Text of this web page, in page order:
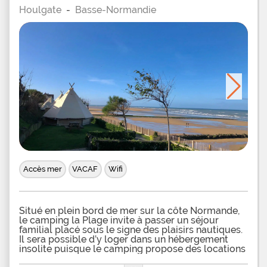
multisport, s'essayer la ptanque ou au tennis de
table. Le camping organise es sur les sites
touristiques incontournable de la rgion. Et en soir
Houlgate - Basse-Normandie
Accès mer VACAF Wifi
Situé en plein bord de mer sur la côte Normande,
le camping la Plage invite à passer un séjour
familial placé sous le signe des plaisirs nautiques.
Il sera possible d’y loger dans un hébergement
insolite puisque le camping propose des locations